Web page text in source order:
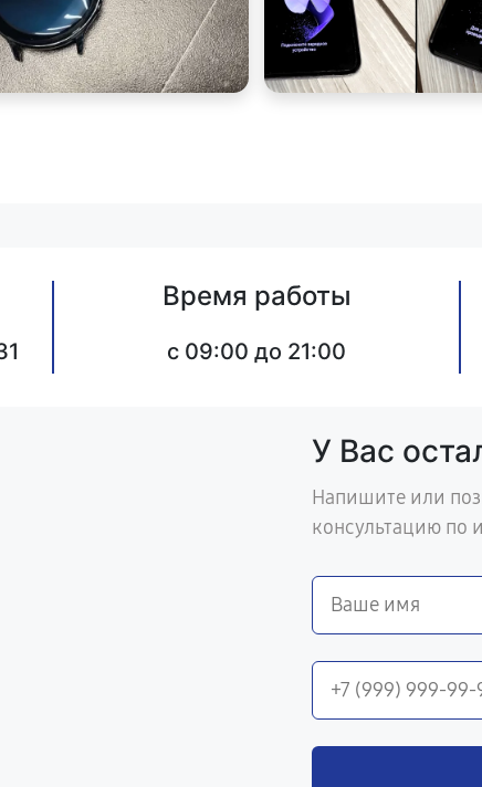
Время работы
c 09:00 до 21:00
У Вас
Напишите или
консультацию по